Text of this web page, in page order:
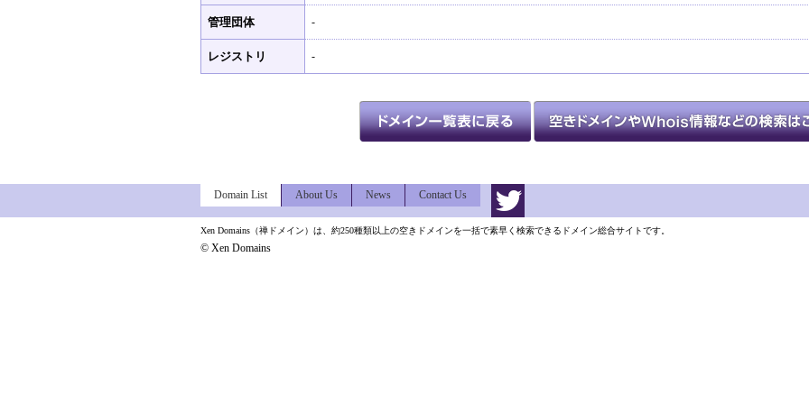
管理団体 -
レジストリ -
Domain List About Us News Contact Us
Xen Domains（禅ドメイン）は、約250種類以上の空きドメインを一括で素早く検索できるドメイン総合サイトです。
© Xen Domains